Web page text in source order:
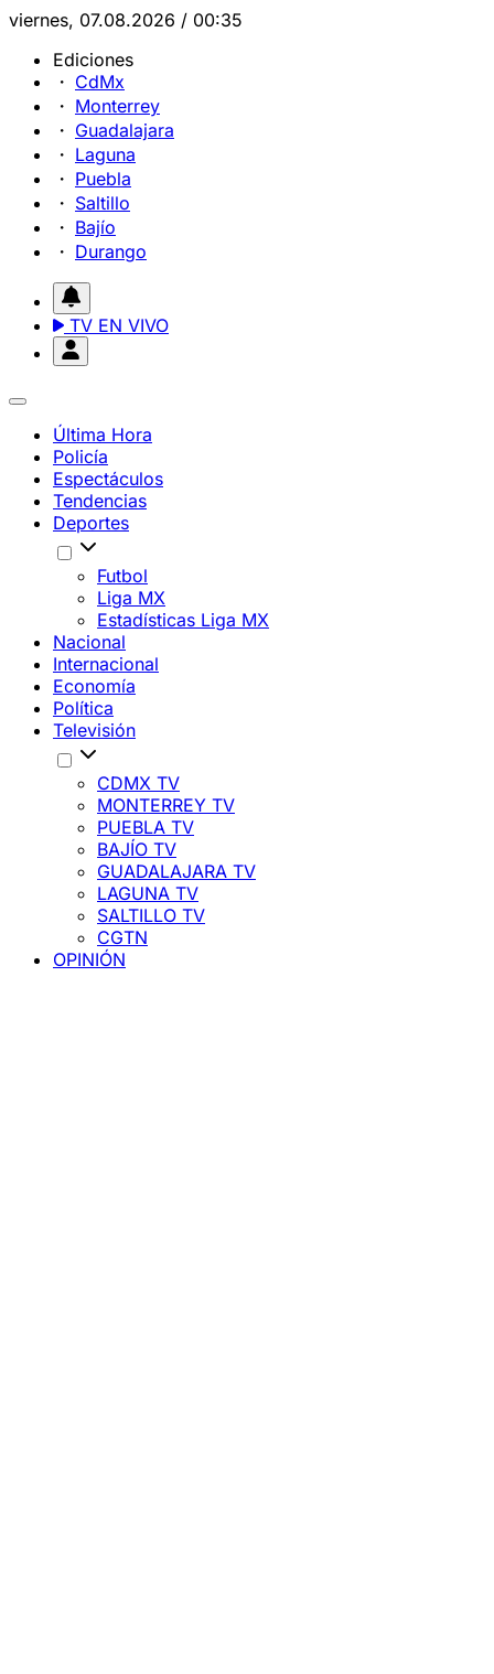
viernes, 07.08.2026 / 00:35
Ediciones
CdMx
Monterrey
Guadalajara
Laguna
Puebla
Saltillo
Bajío
Durango
TV EN VIVO
Última Hora
Policía
Espectáculos
Tendencias
Deportes
Futbol
Liga MX
Estadísticas Liga MX
Nacional
Internacional
Economía
Política
Televisión
CDMX TV
MONTERREY TV
PUEBLA TV
BAJÍO TV
GUADALAJARA TV
LAGUNA TV
SALTILLO TV
CGTN
OPINIÓN